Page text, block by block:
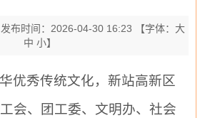
发布时间：2026-04-30 16:23 【字体： 大
中 小】
优秀传统文化，新站高新区
会、团工委、文明办、社会